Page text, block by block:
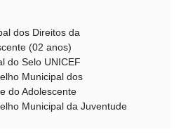
dos Direitos da
(02 anos)
do Selo UNICEF
Municipal dos
do Adolescente
Municipal da Juventude